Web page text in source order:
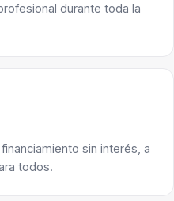
durante toda la
sin interés, a
todos.